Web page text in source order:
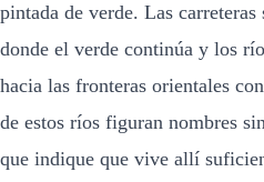
pintada de verde. Las
donde el verde continúa y los
hacia las fronteras orientales
de estos ríos figuran nombres
que indique que vive allí